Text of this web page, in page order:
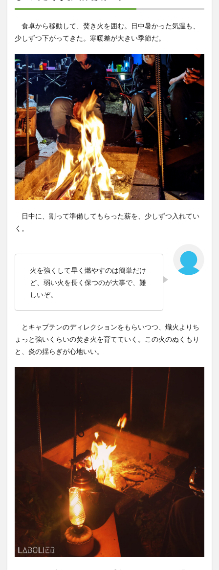
食卓から移動して、焚き火を囲む。日中暑かった気温も、
少しずつ下がってきた。寒暖差が大きい季節だ。
日中に、割って準備してもらった薪を、少しずつ入れてい
く。
火を強くして早く燃やすのは簡単だけ
ど、弱い火を長く保つのが大事で、難
しいぞ。
とキャプテンのディレクションをもらいつつ、熾火よりち
ょっと強いくらいの焚き火を育てていく。この火のぬくもり
と、炎の揺らぎが心地いい。